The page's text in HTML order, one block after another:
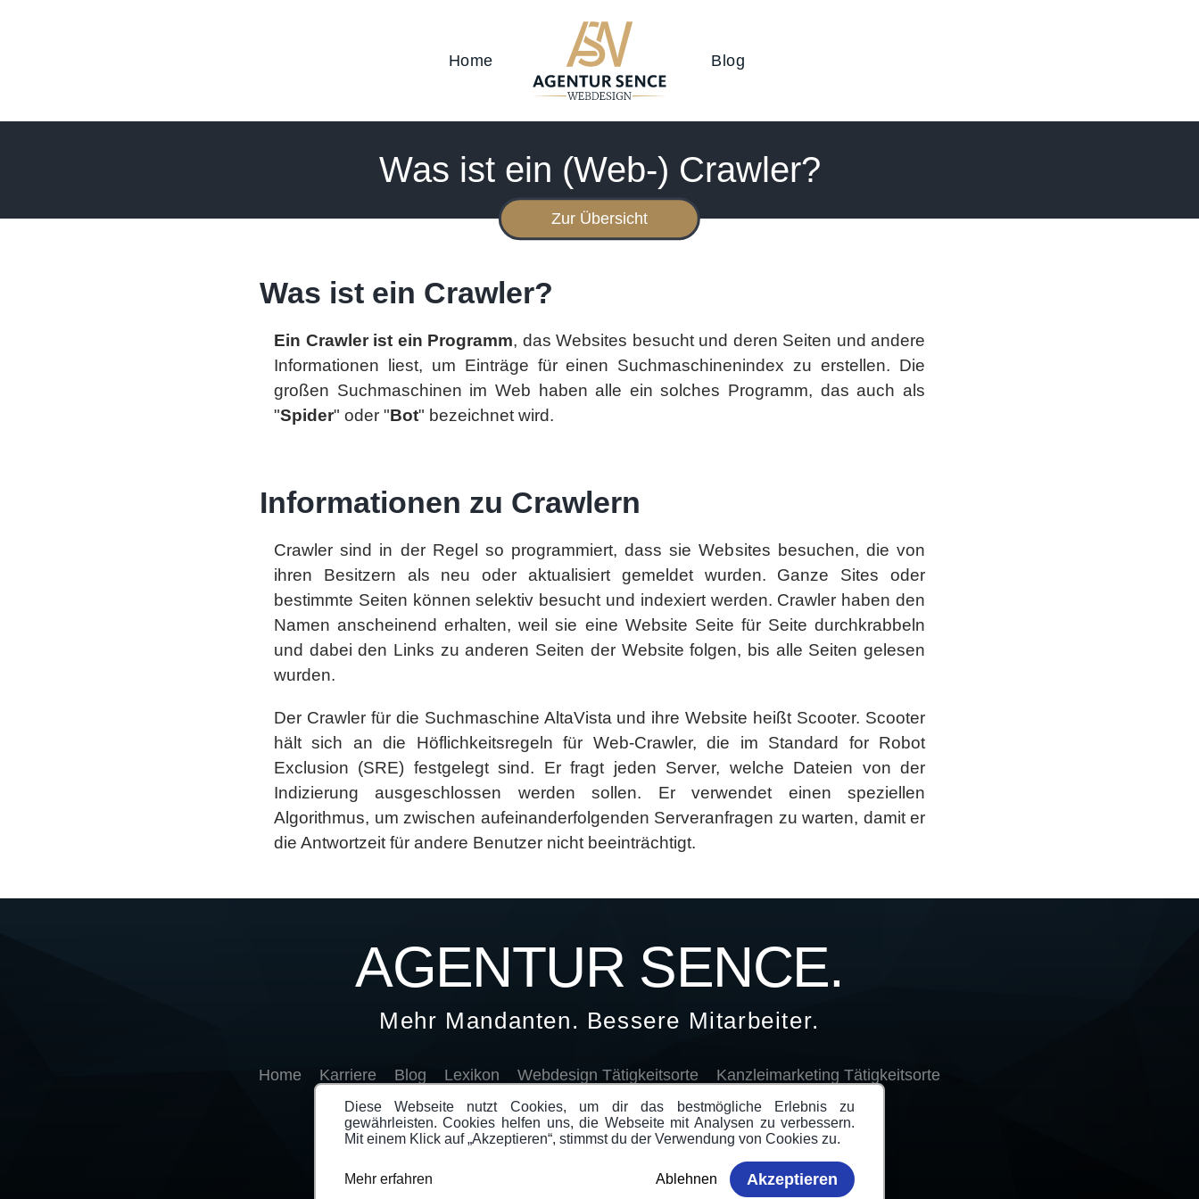
Home Blog
Was ist ein (Web-) Crawler?
Zur Übersicht
Was ist ein Crawler?
Ein Crawler ist ein Programm, das Websites besucht und deren Seiten und andere
Informationen liest, um Einträge für einen Suchmaschinenindex zu erstellen. Die
großen Suchmaschinen im Web haben alle ein solches Programm, das auch als
"Spider" oder "Bot" bezeichnet wird.
Informationen zu Crawlern
Crawler sind in der Regel so programmiert, dass sie Websites besuchen, die von
ihren Besitzern als neu oder aktualisiert gemeldet wurden. Ganze Sites oder
bestimmte Seiten können selektiv besucht und indexiert werden. Crawler haben den
Namen anscheinend erhalten, weil sie eine Website Seite für Seite durchkrabbeln
und dabei den Links zu anderen Seiten der Website folgen, bis alle Seiten gelesen
wurden.
Der Crawler für die Suchmaschine AltaVista und ihre Website heißt Scooter. Scooter
hält sich an die Höflichkeitsregeln für Web-Crawler, die im Standard for Robot
Exclusion (SRE) festgelegt sind. Er fragt jeden Server, welche Dateien von der
Indizierung ausgeschlossen werden sollen. Er verwendet einen speziellen
Algorithmus, um zwischen aufeinanderfolgenden Serveranfragen zu warten, damit er
die Antwortzeit für andere Benutzer nicht beeinträchtigt.
AGENTUR SENCE.
Mehr Mandanten. Bessere Mitarbeiter.
Home Karriere Blog Lexikon Webdesign Tätigkeitsorte Kanzleimarketing Tätigkeitsorte
Impressum Datenschutzerklärung AGB
© 2016-2026 Agentur Sence - Alle Rechte vorbehalten
Diese Webseite nutzt Cookies, um dir das bestmögliche Erlebnis zu
gewährleisten. Cookies helfen uns, die Webseite mit Analysen zu verbessern.
Mit einem Klick auf „Akzeptieren“, stimmst du der Verwendung von Cookies zu.
Mehr erfahren Ablehnen Akzeptieren